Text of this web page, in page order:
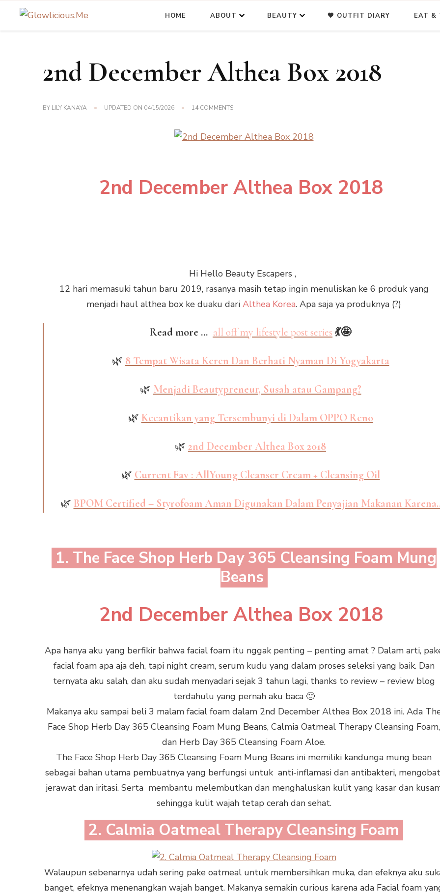
HOME ABOUT BEAUTY 🖤 OUTFIT DIARY EAT &
2nd December Althea Box 2018
BY LILY KANAYA UPDATED ON 04/15/2026 14 COMMENTSON
ALTHEA
BOX
2nd December Althea Box 2018
Hi Hello Beauty Escapers ,
12 hari memasuki tahun baru 2019, rasanya masih tetap ingin menuliskan ke 6 produk yang
menjadi haul althea box ke duaku dari Althea Korea. Apa saja ya produknya (?)
Read more … all off my lifestyle post series 💃🤩
🌿 8 Tempat Wisata Keren Dan Berhati Nyaman Di Yogyakarta
🌿 Menjadi Beautypreneur, Susah atau Gampang?
🌿 Kecantikan yang Tersembunyi di Dalam OPPO Reno
🌿 2nd December Althea Box 2018
🌿 Current Fav : AllYoung Cleanser Cream + Cleansing Oil
🌿 BPOM Certified – Styrofoam Aman Digunakan Dalam Penyajian Makanan
1. The Face Shop Herb Day 365 Cleansing Foam Mung
Beans
2nd December Althea Box 2018
Apa hanya aku yang berfikir bahwa facial foam itu nggak penting – penting amat ? Dalam arti,
facial foam apa aja deh, tapi night cream, serum kudu yang dalam proses seleksi yang baik. Dan
ternyata aku salah, dan aku sudah menyadari sejak 3 tahun lagi, thanks to review – review blog
terdahulu yang pernah aku baca 🙂
Makanya aku sampai beli 3 malam facial foam dalam 2nd December Althea Box 2018 ini. Ada
Face Shop Herb Day 365 Cleansing Foam Mung Beans, Calmia Oatmeal Therapy Cleansing Foam,
dan Herb Day 365 Cleansing Foam Aloe.
The Face Shop Herb Day 365 Cleansing Foam Mung Beans ini memiliki kandunga mung bean
sebagai bahan utama pembuatnya yang berfungsi untuk anti-inflamasi dan antibakteri,
jerawat dan iritasi. Serta membantu melembutkan dan menghaluskan kulit yang kasar dan
sehingga kulit wajah tetap cerah dan sehat.
2. Calmia Oatmeal Therapy Cleansing Foam
Walaupun sebenarnya udah sering pake oatmeal untuk membersihkan muka, dan efeknya aku
banget, efeknya menenangkan wajah banget. Makanya semakin curious karena ada Facial foam